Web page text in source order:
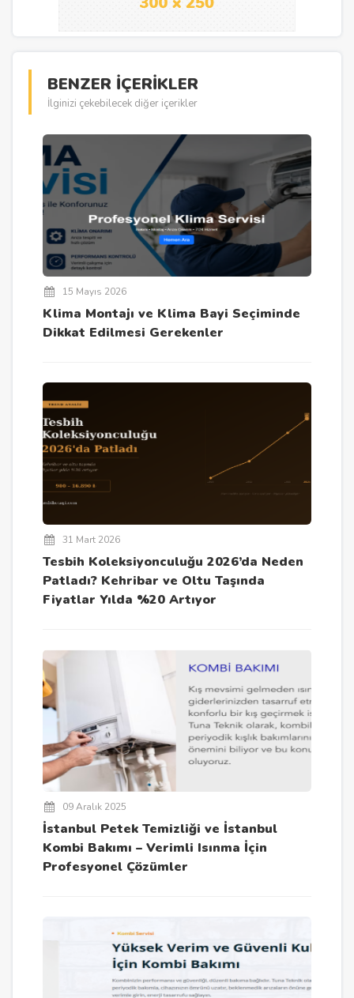
BENZER İÇERİKLER
İlginizi çekebilecek diğer içerikler
15 Mayıs 2026
Klima Montajı ve Klima Bayi Seçiminde
Dikkat Edilmesi Gerekenler
31 Mart 2026
Tesbih Koleksiyonculuğu 2026’da Neden
Patladı? Kehribar ve Oltu Taşında
Fiyatlar Yılda %20 Artıyor
09 Aralık 2025
İstanbul Petek Temizliği ve İstanbul
Kombi Bakımı – Verimli Isınma İçin
Profesyonel Çözümler